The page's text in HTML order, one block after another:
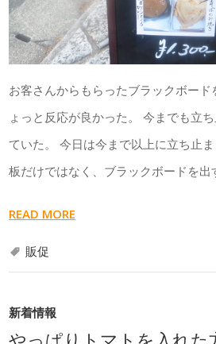
お客さんからもらったブラックボー
ょっと反応が良かった。 今までも立
ていた。 今日は今まで以上に立ち止
板だけではなく、ブラックボードを
READ MORE
販促
新着情報